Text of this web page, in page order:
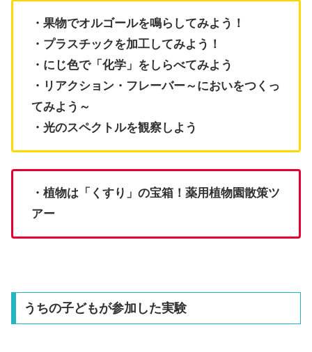
・果物でオルゴールを鳴らしてみよう！
・プラスチックを加工してみよう！
・にじ色で「化学」をしらべてみよう
・リアクション・フレーバー～においをつくっ
てみよう～
・光のスペクトルを観察しよう
・植物は「くすり」の宝箱！薬用植物園散策ツ
アー
うちの子どもが参加した実験